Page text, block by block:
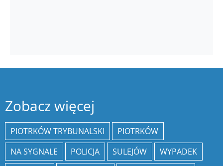
Zobacz więcej
PIOTRKÓW TRYBUNALSKI
PIOTRKÓW
NA SYGNALE
POLICJA SULEJÓW
WYPADEK